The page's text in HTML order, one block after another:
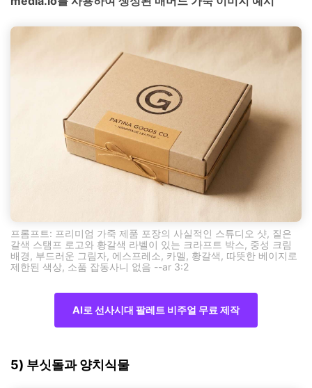
프롬프트: 프리미엄 가죽 제품 포장의 사실적인 스튜디오 샷, 짙은
갈색 스탬프 로고와 황갈색 라벨이 있는 크라프트 박스, 중성 크림
배경, 부드러운 그림자, 에스프레소, 카멜, 황갈색, 따뜻한 베이지로
제한된 색상, 소품 잡동사니 없음 --ar 3:2
AI로 선사시대 팔레트 비주얼 무료 제작
5) 부싯돌과 양치식물